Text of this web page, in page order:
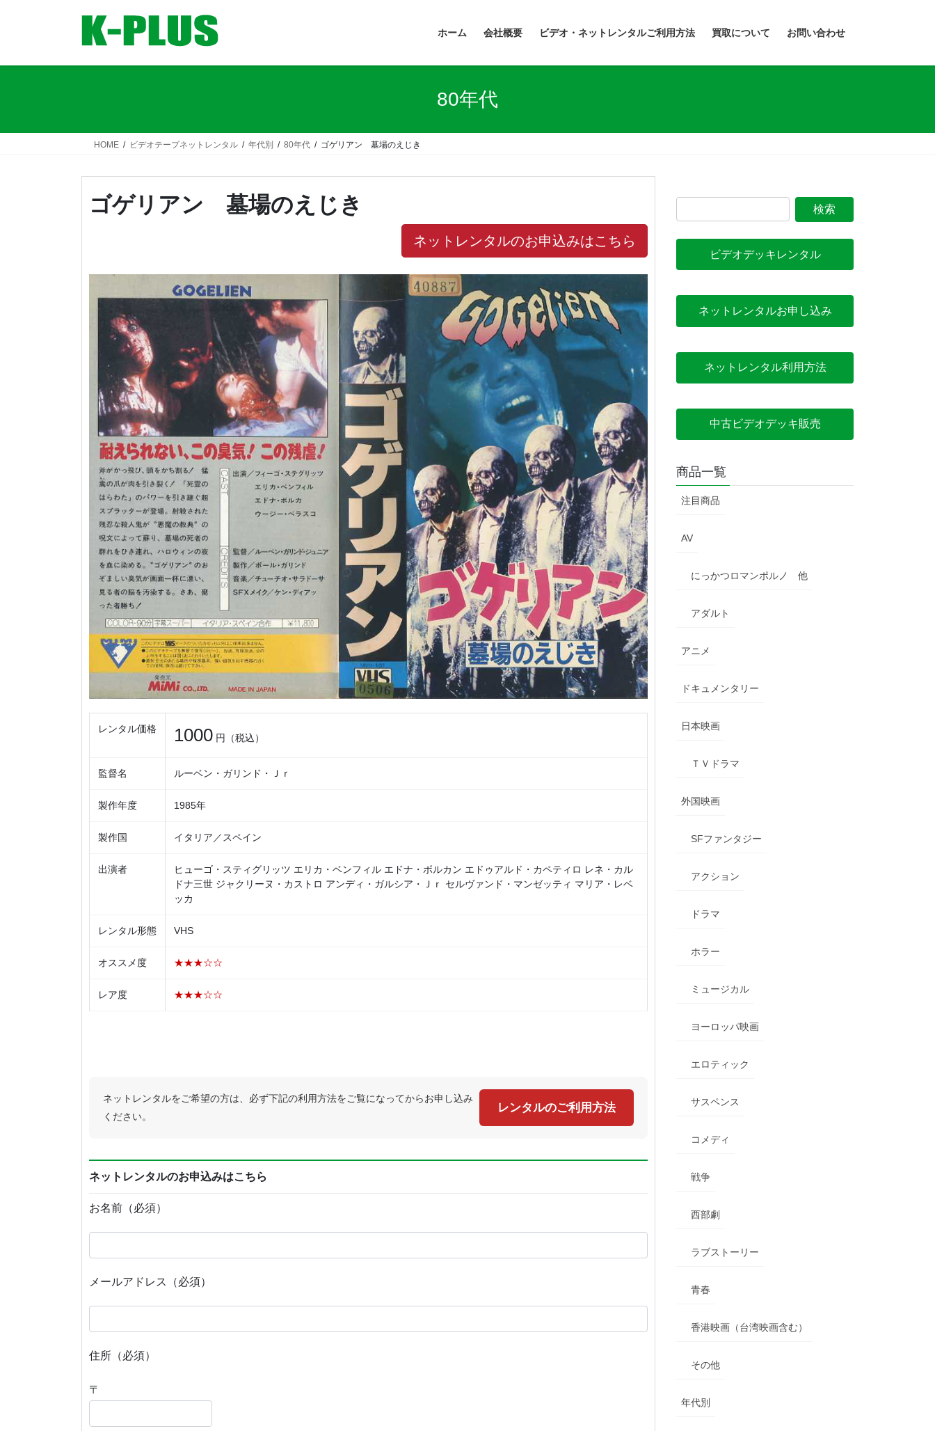
ホーム 会社概要 ビデオ・ネットレンタルご利用方法 買取について お問い合わせ
80年代
HOME ビデオテープネットレンタル 年代別 80年代 ゴゲリアン 墓場のえじき
ゴゲリアン 墓場のえじき
ネットレンタルのお申込みはこちら
レンタル価格 1000 円（税込）
監督名 ルーベン・ガリンド・Ｊｒ
製作年度 1985年
製作国 イタリア／スペイン
出演者
ヒューゴ・スティグリッツ エリカ・ベンフィル エドナ・ボルカン エドゥアルド・カペティロ レネ・カル
ドナ三世 ジャクリーヌ・カストロ アンディ・ガルシア・Ｊｒ セルヴァンド・マンゼッティ マリア・レベ
ッカ
レンタル形態 VHS
オススメ度 ★★★☆☆
レア度 ★★★☆☆
ネットレンタルをご希望の方は、必ず下記の利用方法をご覧になってからお申し込み
ください。
レンタルのご利用方法
ネットレンタルのお申込みはこちら
お名前（必須）
メールアドレス（必須）
住所（必須）
〒
ビデオデッキレンタル
ネットレンタルお申し込み
ネットレンタル利用方法
中古ビデオデッキ販売
商品一覧
注目商品
AV
にっかつロマンポルノ 他
アダルト
アニメ
ドキュメンタリー
日本映画
ＴＶドラマ
外国映画
SFファンタジー
アクション
ドラマ
ホラー
ミュージカル
ヨーロッパ映画
エロティック
サスペンス
コメディ
戦争
西部劇
ラブストーリー
青春
香港映画（台湾映画含む）
その他
年代別